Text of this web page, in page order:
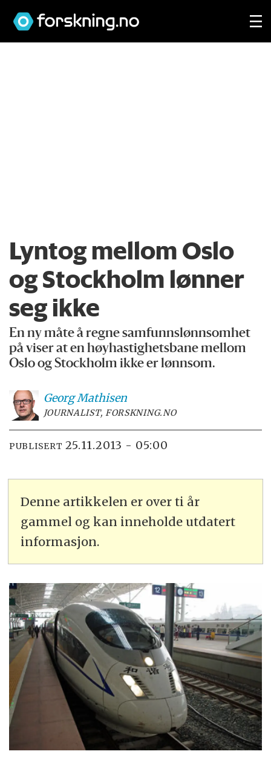
Lyntog mellom Oslo
og Stockholm lønner
seg ikke
En ny måte å regne samfunnslønnsomhet
på viser at en høyhastighetsbane mellom
Oslo og Stockholm ikke er lønnsom.
GeorgMathisen
JOURNALIST, FORSKNING.NO
PUBLISERT 25.11.2013 - 05:00
Denne artikkelen er over ti år
gammel og kan inneholde utdatert
informasjon.